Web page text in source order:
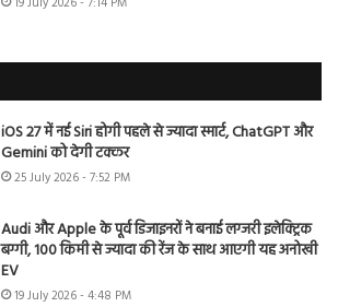
iOS 27 में नई Siri होगी पहले से ज्यादा स्मार्ट, ChatGPT और
Gemini को देगी टक्कर
25 July 2026 - 7:52 PM
Audi और Apple के पूर्व डिजाइनरों ने बनाई लग्जरी इलेक्ट्रिक
बग्गी, 100 किमी से ज्यादा की रेंज के साथ आएगी यह अनोखी
EV
19 July 2026 - 4:48 PM